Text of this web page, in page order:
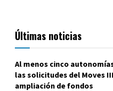
Últimas noticias
Al menos cinco
las solicitudes del Moves
ampliación de fondos